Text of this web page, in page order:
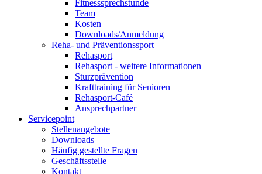
Fitnesssprechstunde
Team
Kosten
Downloads/Anmeldung
Reha- und Präventionssport
Rehasport
Rehasport - weitere Informationen
Sturzprävention
Krafttraining für Senioren
Rehasport-Café
Ansprechpartner
Servicepoint
Stellenangebote
Downloads
Häufig gestellte Fragen
Geschäftsstelle
Kontakt